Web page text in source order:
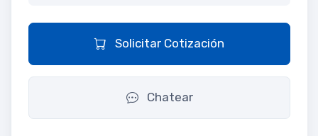
Solicitar Cotización
Chatear